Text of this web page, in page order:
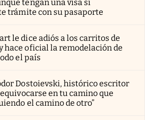
tengan una visa si
trámite con su pasaporte
le dice adiós a los carritos de
hace oficial la remodelación de
el país
Dostoievski, histórico escritor
en tu camino que
el camino de otro”